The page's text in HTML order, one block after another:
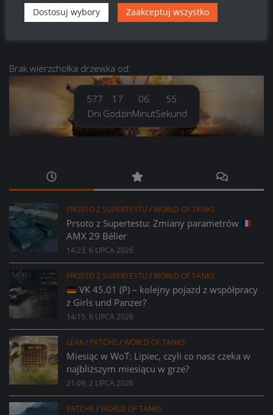
WordPress.org
Brak wierzchołka drzewka od:
577
Dni
17
Godzin
06
Minut
56
Sekund
PROSTO Z SUPERTESTU /WORLD OF TANKS
Prsoto z Supertestu: Zmiany parametrów
AMX 29 Bélier
14:23, 6 LIPCA 2026
PROSTO Z SUPERTESTU /WORLD OF TANKS
VK 45.01 (P) – kolejny pojazd z współpracy
z Girls und Panzer?
14:15, 6 LIPCA 2026
LEAK/ PATCHE /WORLD OF TANKS
Miesiąc w WoT: Lipiec, czyli co nasz czeka w
najbliższym miesiącu w grze?
21:09, 2 LIPCA 2026
PATCHE /WORLD OF TANKS
Dostosuj wybory Zaakceptuj wszystko